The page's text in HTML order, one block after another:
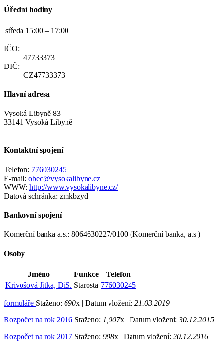
Úřední hodiny
středa 15:00 – 17:00
IČO:
47733373
DIČ:
CZ47733373
Hlavní adresa
Vysoká Libyně 83
33141 Vysoká Libyně
Kontaktní spojení
Telefon: 776030245
E-mail: obec@vysokalibyne.cz
WWW: http://www.vysokalibyne.cz/
Datová schránka: zmkbzyd
Bankovní spojení
Komerční banka a.s.: 8064630227/0100 (Komerční banka, a.s.)
Osoby
Jméno Funkce
Telefon
Krivošová Jitka, DiS. Starosta 776030245
formuláře Staženo: 690x | Datum vložení: 21.03.2019
Rozpočet na rok 2016 Staženo: 1,007x | Datum vložení: 30.12.2015
Rozpočet na rok 2017 Staženo: 998x | Datum vložení: 20.12.2016